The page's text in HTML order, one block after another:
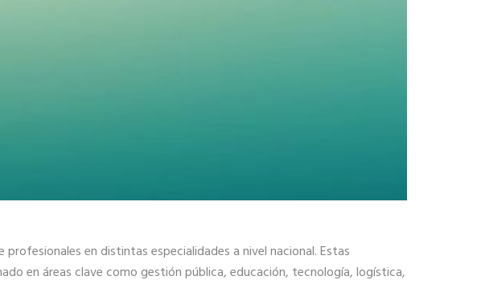
en distintas especialidades a nivel nacional. Estas
en áreas clave como gestión pública, educación, tecnología, logística,